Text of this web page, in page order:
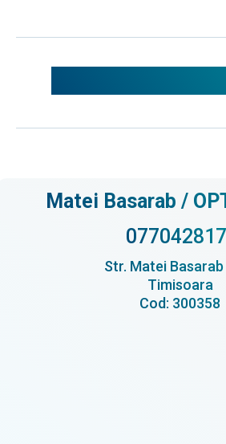
Matei Basarab /
Str. Matei Basarab
Timisoara
Cod: 300358